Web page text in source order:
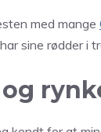
med mange
sine rødder i